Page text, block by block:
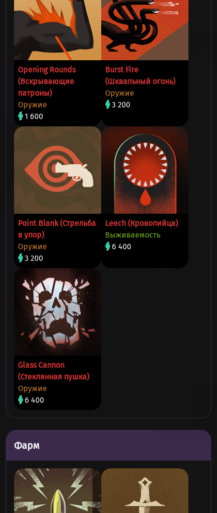
Opening Rounds
(Вскрывающие
патроны)
Оружие
1 600
Burst Fire
(Шквальный огонь)
Оружие
3 200
Point Blank (Стрельба
в упор)
Оружие
3 200
Leech (Кровопийца)
Выживаемость
6 400
Glass Cannon
(Стеклянная пушка)
Оружие
6 400
Фарм